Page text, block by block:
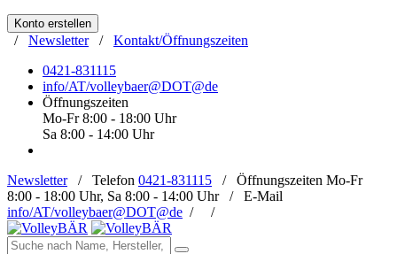
Konto erstellen
/ Newsletter/ Kontakt/Öffnungszeiten
0421-831115
info/AT/volleybaer@DOT@de
Öffnungszeiten
Mo-Fr 8:00 - 18:00 Uhr
Sa 8:00 - 14:00 Uhr
Newsletter/ Telefon 0421-831115 / Öffnungszeiten Mo-Fr
8:00 - 18:00 Uhr, Sa 8:00 - 14:00 Uhr / E-Mail
info/AT/volleybaer@DOT@de / /